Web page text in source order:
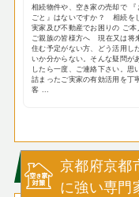
相続物件や、空き家の売却で 『
ごと』はないですか？ 相続を
実家及び不動産でお困りの ご本
ご親族の皆様方へ 現在又は将
住む予定がない方、どう活用し
いか分からない。そんな疑問が
したら一度、ご連絡下さい。思
詰まったご実家の有効活用を丁
客 ...
京都府京都
に強い専門